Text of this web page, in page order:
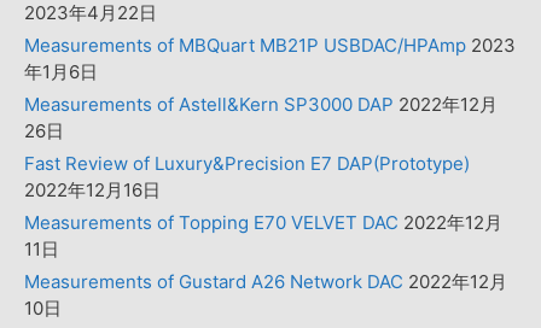
2023年4月22日
Measurements of MBQuart MB21P USBDAC/HPAmp 2023
年1月6日
Measurements of Astell&Kern SP3000 DAP 2022年12月
26日
Fast Review of Luxury&Precision E7 DAP(Prototype)
2022年12月16日
Measurements of Topping E70 VELVET DAC 2022年12月
11日
Measurements of Gustard A26 Network DAC 2022年12月
10日